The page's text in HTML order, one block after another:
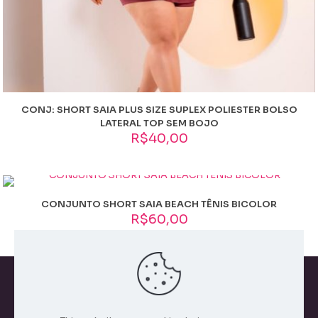
CONJ: SHORT SAIA PLUS SIZE SUPLEX POLIESTER BOLSO
LATERAL TOP SEM BOJO
R$40,00
CONJUNTO SHORT SAIA BEACH TÊNIS BICOLOR
R$60,00
Todos os direitos reservados. 2026